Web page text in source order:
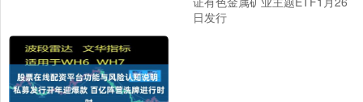
日发行